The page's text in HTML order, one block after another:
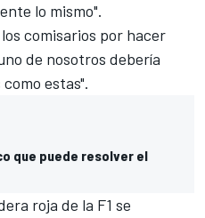
lo mismo".
comisarios por hacer
de nosotros debería
estas".
que puede resolver el
roja de la F1 se